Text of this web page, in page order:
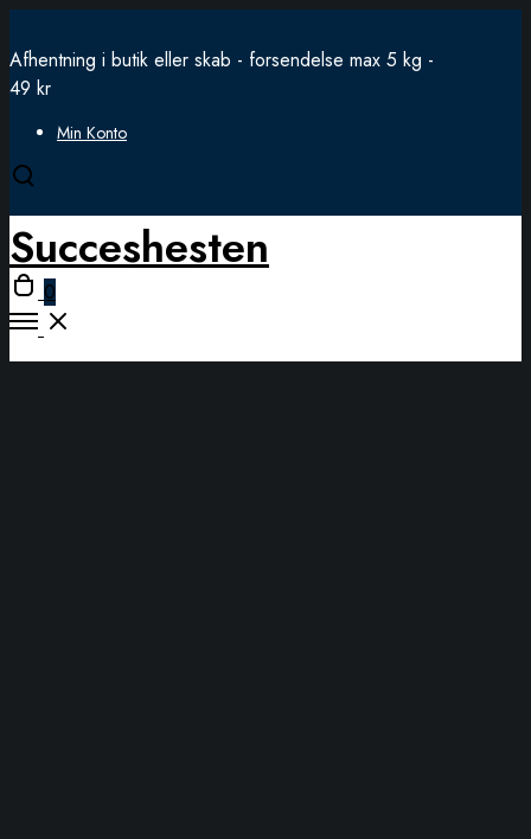
Afhentning i butik eller skab - forsendelse max 5 kg -
49 kr
Min Konto
Open
modal
Succeshesten
Open
cart
0
Open